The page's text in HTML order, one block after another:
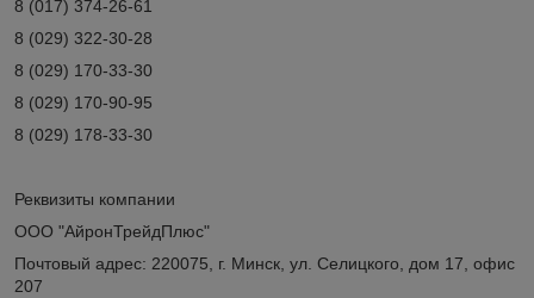
8 (017) 374-26-61
8 (029) 322-30-28
8 (029) 170-33-30
8 (029) 170-90-95
8 (029) 178-33-30
Реквизиты компании
ООО "АйронТрейдПлюс"
Почтовый адрес: 220075, г. Минск, ул. Селицкого, дом 17, офис
207